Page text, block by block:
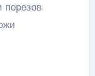
порезов